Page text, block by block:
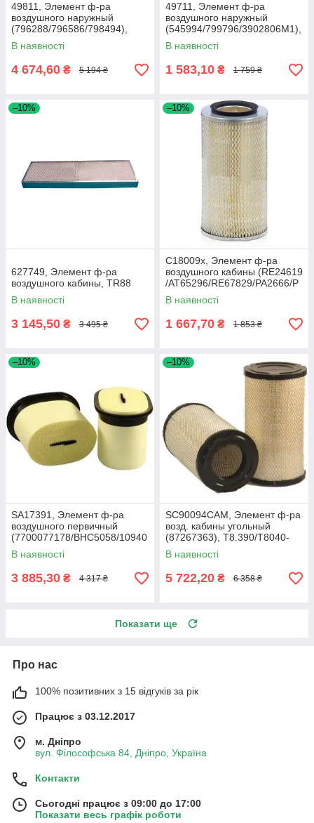
49811, Элемент ф-ра
воздушного наружный
(796288/796586/798494),
Lex440/460/540/560/570,
Xer3300
В наявності
4 674,60 ₴ 5 194 ₴
49711, Элемент ф-ра
воздушного наружный
(545994/799796/3902806M1),
Claas
В наявності
1 583,10 ₴ 1 759 ₴
–10%
627749, Элемент ф-ра
воздушного кабины, TR88
В наявності
3 145,50 ₴ 3 495 ₴
–10%
C18009x, Элемент ф-ра
воздушного кабины (RE24619
/AT65296/RE67829/PA2666/P
181163), JD
В наявності
1 667,70 ₴ 1 853 ₴
–10%
SA17391, Элемент ф-ра
воздушного первичный
(7700077178/BHC5058/10940
05), Claas AXION 850-810
В наявності
3 885,30 ₴ 4 317 ₴
–10%
SC90094CAM, Элемент ф-ра
возд. кабины угольный
(87267363), T8.390/T8040-
50/SPX3320/Mag.340
В наявності
5 722,20 ₴ 6 358 ₴
Показати ще
Про нас
100% позитивних з 15 відгуків за рік
Працює з 03.12.2017
м. Дніпро
вул. Філософська 84, Дніпро, Україна
Контакти
Сьогодні працює з 09:00 до 17:00
Показати весь графік роботи